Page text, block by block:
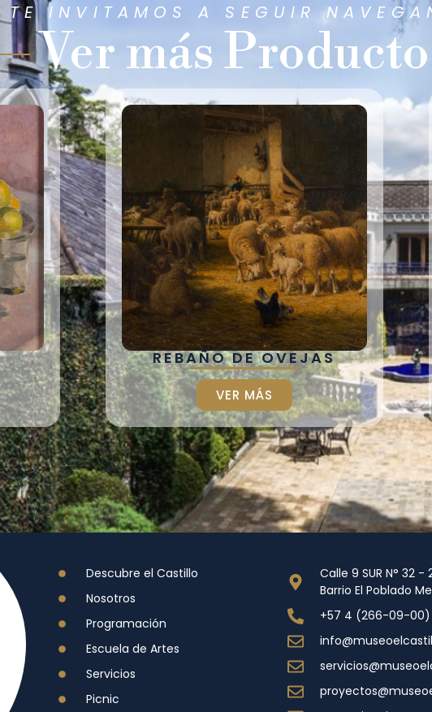
TE INVITAMOS A SEGUIR
Ver más
REBAÑO DE OVEJAS
VER MÁS
Descubre el Castillo
Nosotros
Programación
Escuela de Artes
Servicios
Picnic
Calle 9 SUR N° 32 -
Barrio El Poblado
+57 4 (266-09-00)